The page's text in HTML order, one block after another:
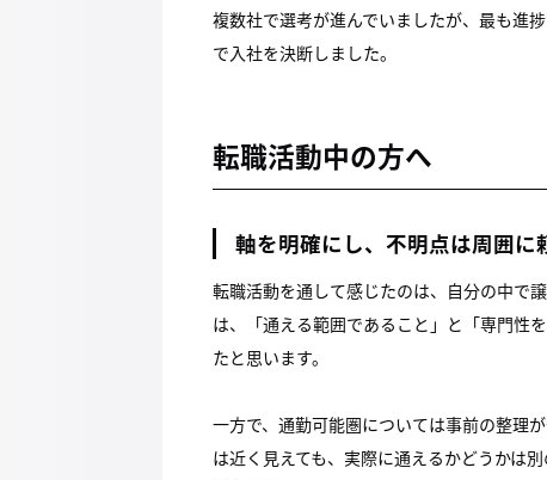
複数社で選考が進んでいましたが、最も進
で入社を決断しました。
転職活動中の方へ
軸を明確にし、不明点は周囲に
転職活動を通して感じたのは、自分の中で
は、「通える範囲であること」と「専門性
たと思います。
一方で、通勤可能圏については事前の整理
は近く見えても、実際に通えるかどうかは